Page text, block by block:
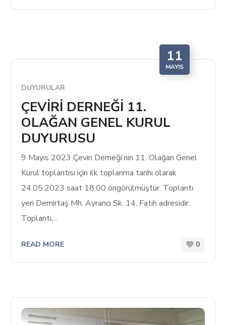
11
MAYIS
DUYURULAR
ÇEVİRİ DERNEĞİ 11.
OLAĞAN GENEL KURUL
DUYURUSU
9 Mayıs 2023 Çeviri Derneği’nin 11. Olağan Genel
Kurul toplantısı için ilk toplanma tarihi olarak
24.05.2023 saat 18.00 öngörülmüştür. Toplantı
yeri Demirtaş Mh. Ayrancı Sk. 14, Fatih adresidir.
Toplantı,...
READ MORE 0